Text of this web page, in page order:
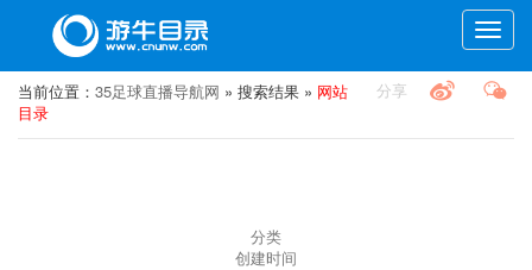
Toggle
分享
当前位置： 35足球直播导航网 » 搜索结果 » 网站
目录
分类
创建时间